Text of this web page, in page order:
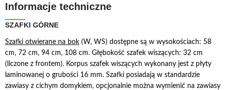
Informacje techniczne
SZAFKI GÓRNE
Szafki otwierane na bok (W, WS) dostępne są w wysokościach: 58
cm, 72 cm, 94 cm, 108 cm. Głębokość szafek wiszących: 32 cm
(liczone z frontem). Korpus szafek wiszących wykonany jest z płyty
laminowanej o grubości 16 mm. Szafki posiadają w standardzie
zawiasy z cichym domykiem, opcjonalnie można wymienić na zawiasy